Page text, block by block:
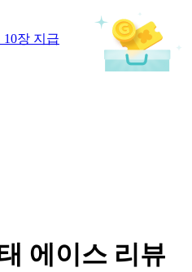
10장 지급
에이스 리뷰